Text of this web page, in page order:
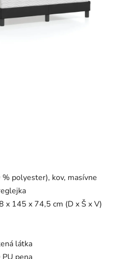
polyester), kov, masívne
x 145 x 74,5 cm (D x Š x V)
látka